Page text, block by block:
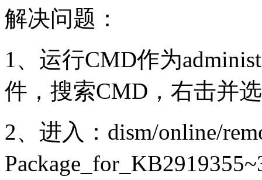
解决问题：
1、运行CMD作为
件，搜索CMD，右击并
2、进入：dism/online/